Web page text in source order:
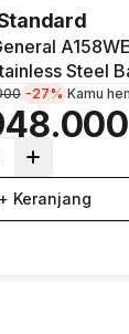
Steel
-27% Kamu
+ Keranjang